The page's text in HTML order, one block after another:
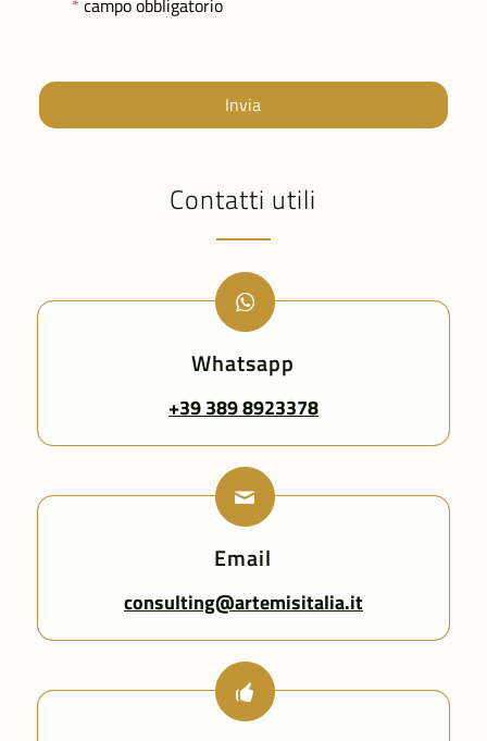
* campo obbligatorio
Invia
Contatti utili
Whatsapp
+39 389 8923378
Email
consulting@artemisitalia.it